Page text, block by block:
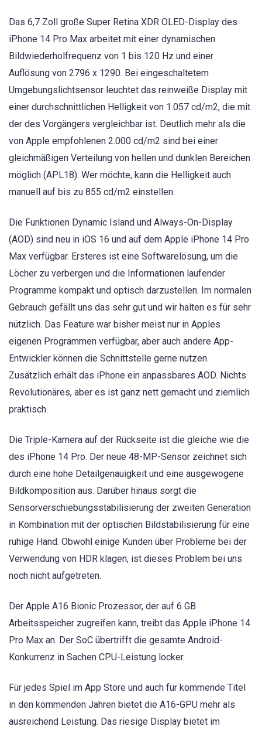
Das 6,7 Zoll große Super Retina XDR OLED-Display des
iPhone 14 Pro Max arbeitet mit einer dynamischen
Bildwiederholfrequenz von 1 bis 120 Hz und einer
Auflösung von 2796 x 1290. Bei eingeschaltetem
Umgebungslichtsensor leuchtet das reinweiße Display mit
einer durchschnittlichen Helligkeit von 1.057 cd/m2, die mit
der des Vorgängers vergleichbar ist. Deutlich mehr als die
von Apple empfohlenen 2.000 cd/m2 sind bei einer
gleichmäßigen Verteilung von hellen und dunklen Bereichen
möglich (APL18). Wer möchte, kann die Helligkeit auch
manuell auf bis zu 855 cd/m2 einstellen.
Die Funktionen Dynamic Island und Always-On-Display
(AOD) sind neu in iOS 16 und auf dem Apple iPhone 14 Pro
Max verfügbar. Ersteres ist eine Softwarelösung, um die
Löcher zu verbergen und die Informationen laufender
Programme kompakt und optisch darzustellen. Im normalen
Gebrauch gefällt uns das sehr gut und wir halten es für sehr
nützlich. Das Feature war bisher meist nur in Apples
eigenen Programmen verfügbar, aber auch andere App-
Entwickler können die Schnittstelle gerne nutzen.
Zusätzlich erhält das iPhone ein anpassbares AOD. Nichts
Revolutionäres, aber es ist ganz nett gemacht und ziemlich
praktisch.
Die Triple-Kamera auf der Rückseite ist die gleiche wie die
des iPhone 14 Pro. Der neue 48-MP-Sensor zeichnet sich
durch eine hohe Detailgenauigkeit und eine ausgewogene
Bildkomposition aus. Darüber hinaus sorgt die
Sensorverschiebungsstabilisierung der zweiten Generation
in Kombination mit der optischen Bildstabilisierung für eine
ruhige Hand. Obwohl einige Kunden über Probleme bei der
Verwendung von HDR klagen, ist dieses Problem bei uns
noch nicht aufgetreten.
Der Apple A16 Bionic Prozessor, der auf 6 GB
Arbeitsspeicher zugreifen kann, treibt das Apple iPhone 14
Pro Max an. Der SoC übertrifft die gesamte Android-
Konkurrenz in Sachen CPU-Leistung locker.
Für jedes Spiel im App Store und auch für kommende Titel
in den kommenden Jahren bietet die A16-GPU mehr als
ausreichend Leistung. Das riesige Display bietet im